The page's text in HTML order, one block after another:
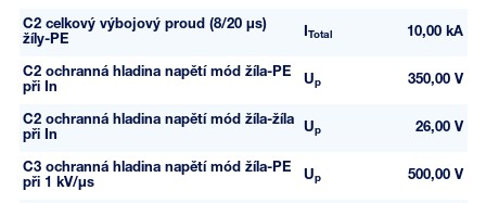
C2 celkový výbojový proud (8/20 µs)
žíly-PE
Total 10,00 kA
C2 ochranná hladina napětí mód žíla-PE
při In
Up 350,00 V
C2 ochranná hladina napětí mód žíla-žíla
při In
Up 26,00 V
C3 ochranná hladina napětí mód žíla-PE
při 1 kV/µs
Up 500,00 V